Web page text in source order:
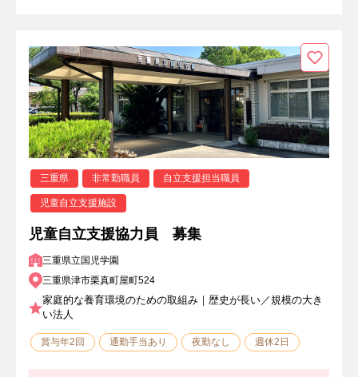
三重県 非常勤職員 自立支援担当職員
児童自立支援施設
児童自立支援協力員 募集
三重県立国児学園
三重県津市栗真町屋町524
家庭的な養育環境のための取組み｜歴史が長い／規模の大き
い法人
賞与年2回 通勤手当あり 夜勤なし 週休2日